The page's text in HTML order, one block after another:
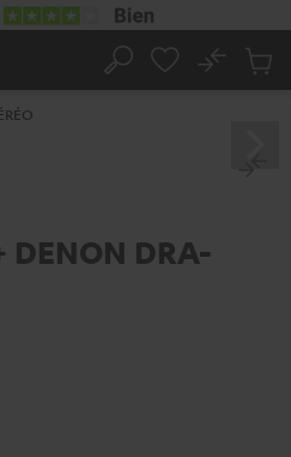
Rechercher
No
DENON DRA-